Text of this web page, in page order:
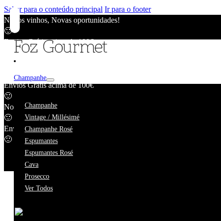
Saltar para o conteúdo principal Ir para o footer
Novos vinhos, Novas oportunidades!
🙂
Envios Grátis acima de 100€
Novos vinhos, Novas oportunidades!
Envios Grátis acima de 100€
🙂
Novos vinhos, Novas oportunidades!
🙂
Envios Grátis acima de 100€
🙂
Champanhe
Champanhe
Vintage / Millésimé
Champanhe Rosé
Espumantes
Espumantes Rosé
Cava
Prosecco
Ver Todos
Elegante e